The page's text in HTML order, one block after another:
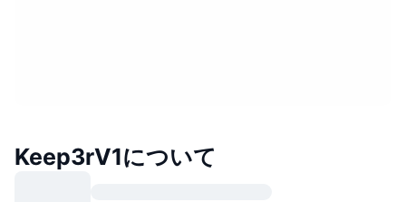
Keep3rV1について